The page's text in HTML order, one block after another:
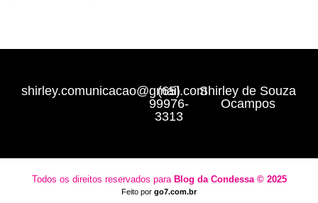
shirley.comunicacao@gmail.com
(65)
99976-
3313
Shirley de Souza
Ocampos
Todos os direitos reservados paraBlog da Condessa ⁠© 2025
Feito por go7.com.br